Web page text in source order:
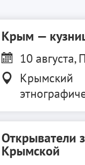
Крым —
10 августа,
Крымский
Открыватели
Крымской